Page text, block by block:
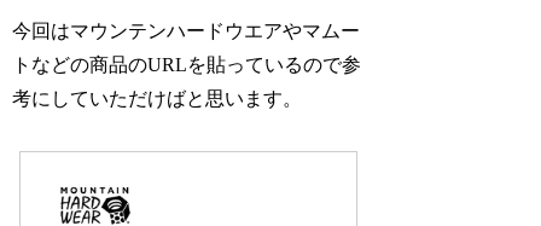
今回はマウンテンハードウエアやマムー
トなどの商品のURLを貼っているので参
考にしていただけばと思います。